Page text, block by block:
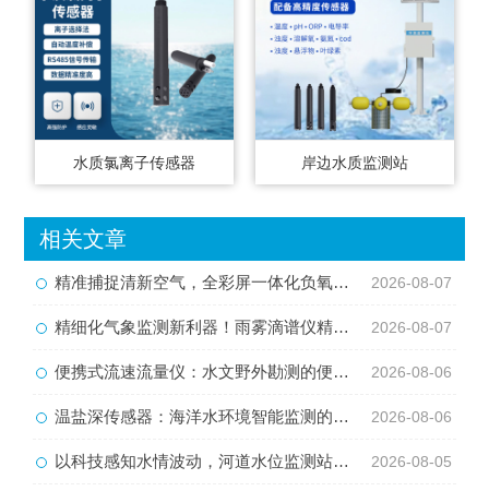
水质氯离子传感器 岸边水质监测站
相关文章
精准捕捉清新空气，全彩屏一体化负氧离子监测站量化生态优势 2026-08-07
精细化气象监测新利器！雨雾滴谱仪精准识别各类雨雪雾天气 2026-08-07
便携式流速流量仪：水文野外勘测的便携智能检测利器 2026-08-06
温盐深传感器：海洋水环境智能监测的核心感知设备 2026-08-06
以科技感知水情波动，河道水位监测站守护流域河道安全 2026-08-05